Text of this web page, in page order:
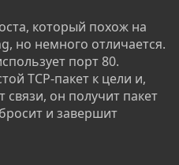
который похож на
но немного отличается.
порт 80.
TCP-пакет к цели и,
он получит пакет
и завершит